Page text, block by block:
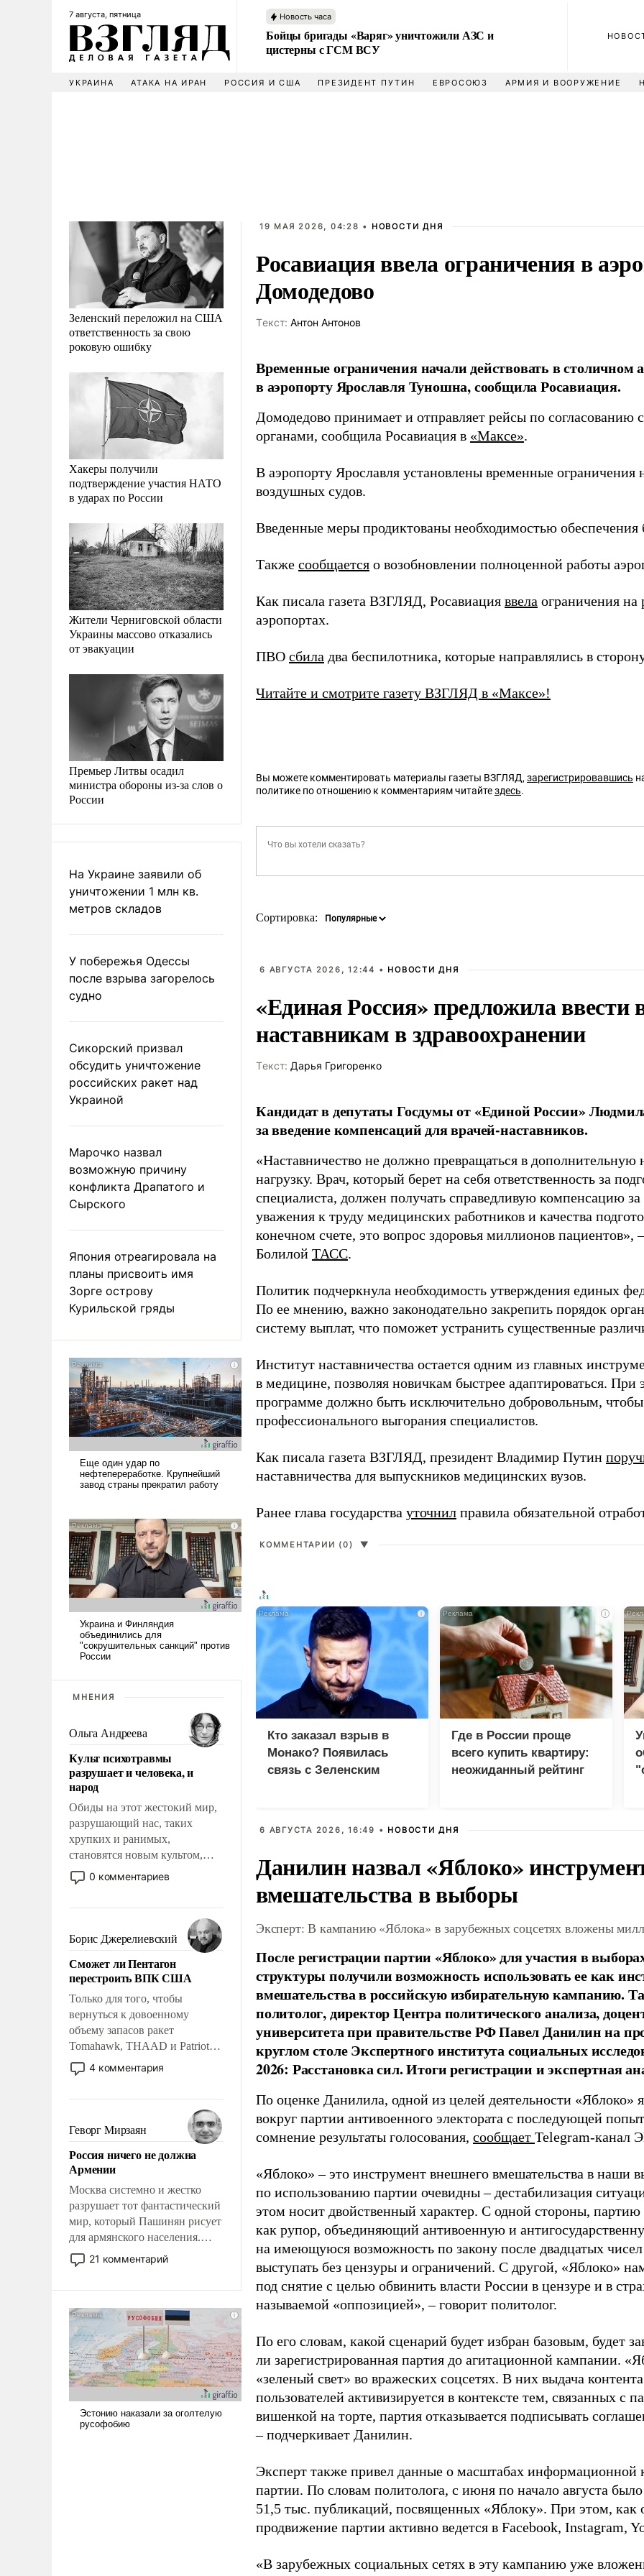
7 августа, пятница Новость часа
Бойцы бригады «Варяг» уничтожили АЗС и
цистерны с ГСМ ВСУ
УКРАИНА АТАКА НА ИРАН РОССИЯ И США ПРЕЗИДЕНТ ПУТИН ЕВРОСОЮЗ АРМИЯ И ВООРУЖЕНИЕ
Зеленский переложил на США
ответственность за свою
роковую ошибку
Хакеры получили
подтверждение участия НАТО
в ударах по России
Жители Черниговской области
Украины массово отказались
от эвакуации
Премьер Литвы осадил
министра обороны из-за слов о
России
На Украине заявили об
уничтожении 1 млн кв.
метров складов
У побережья Одессы
после взрыва загорелось
судно
Сикорский призвал
обсудить уничтожение
российских ракет над
Украиной
Марочко назвал
возможную причину
конфликта Драпатого и
Сырского
Япония отреагировала на
планы присвоить имя
Зорге острову
Курильской гряды
МНЕНИЯ
Ольга Андреева
Культ психотравмы
разрушает и человека, и
народ
Обиды на этот жестокий мир,
разрушающий нас, таких
хрупких и ранимых,
становятся новым культом,
постепенно вытесняя и
отменяя традиционное
мужественным и твердым под
ударами судьбы, брать на себя
ответственность, помогать
слабым, идти вперед и
адаптироваться.
0 комментариев
Борис Джерелиевский
Сможет ли Пентагон
перестроить ВПК США
Только для того, чтобы
вернуться к довоенному
объему запасов ракет
Tomahawk, THAAD и Patriot
США потребуется более трех
лет. Даже небольшая война с
Сложившаяся ситуация
означает многолетний период
уязвимости США, например,
перед Китаем.
4 комментария
Геворг Мирзаян
Россия ничего не должна
Армении
Москва системно и жестко
разрушает тот фантастический
мир, который Пашинян рисует
для армянского населения.
Мир, где политические
прожекты будут безусловно
налогоплательщиков и где
Еревану за свои поступки не
нужно отвечать.
21 комментарий
19 МАЯ 2026, 04:28 • НОВОСТИ ДНЯ
Росавиация ввела ограничения в
Домодедово
Tекст: Антон Антонов
Временные ограничения начали действовать в столичном
в аэропорту Ярославля Туношна, сообщила Росавиация.
Домодедово принимает и отправляет рейсы по согласованию
органами, сообщила Росавиация в «Максе».
В аэропорту Ярославля установлены временные
воздушных судов.
Введенные меры продиктованы необходимостью обеспечения
Также сообщается о возобновлении полноценной работы
Как писала газета ВЗГЛЯД, Росавиация ввела ограничения на
аэропортах.
ПВО сбила два беспилотника, которые направлялись в
Читайте и смотрите газету ВЗГЛЯД в «Максе»!
Вы можете комментировать материалы газеты ВЗГЛЯД, зарегистрировавшись
политике по отношению к комментариям читайтездесь.
Сортировка:
6 АВГУСТА 2026, 12:44 • НОВОСТИ ДНЯ
«Единая Россия» предложила
наставникам в здравоохранении
Tекст: Дарья Григоренко
Кандидат в депутаты Госдумы от «Единой России»
за введение компенсаций для врачей-наставников.
«Наставничество не должно превращаться в дополнительную
нагрузку. Врач, который берет на себя ответственность за
специалиста, должен получать справедливую компенсацию за
уважения к труду медицинских работников и качества
конечном счете, это вопрос здоровья миллионов пациентов»,
Болилой ТАСС.
Политик подчеркнула необходимость утверждения единых
По ее мнению, важно законодательно закрепить порядок
систему выплат, что поможет устранить существенные
Институт наставничества остается одним из главных
в медицине, позволяя новичкам быстрее адаптироваться. При
программе должно быть исключительно добровольным, чтобы
профессионального выгорания специалистов.
Как писала газета ВЗГЛЯД, президент Владимир Путин
наставничества для выпускников медицинских вузов.
Ранее глава государства уточнил правила обязательной
КОММЕНТАРИИ (0) ▼
i
Кто заказал взрыв в
Монако? Появилась
связь с Зеленским
i
Где в России проще
всего купить квартиру:
неожиданный рейтинг
6 АВГУСТА 2026, 16:49 • НОВОСТИ ДНЯ
Данилин назвал «Яблоко»
вмешательства в выборы
Эксперт: В кампанию «Яблока» в зарубежных соцсетях вложены
После регистрации партии «Яблоко» для участия в
структуры получили возможность использовать ее как
вмешательства в российскую избирательную кампанию.
политолог, директор Центра политического анализа,
университета при правительстве РФ Павел Данилин на
круглом столе Экспертного института социальных
2026: Расстановка сил. Итоги регистрации и экспертная
По оценке Данилила, одной из целей деятельности «Яблоко»
вокруг партии антивоенного электората с последующей
сомнение результаты голосования, сообщает Telegram-канал
«Яблоко» – это инструмент внешнего вмешательства в наши
по использованию партии очевидны – дестабилизация
этом носит двойственный характер. С одной стороны, партию
как рупор, объединяющий антивоенную и
на имеющуюся возможность по закону после двадцатых
выступать без цензуры и ограничений. С другой, «Яблоко»
под снятие с целью обвинить власти России в цензуре и в
называемой «оппозицией», – говорит политолог.
По его словам, какой сценарий будет избран базовым, будет
ли зарегистрированная партия до агитационной кампании.
«зеленый свет» во вражеских соцсетях. В них выдача
пользователей активизируется в контексте тем, связанных с
вишенкой на торте, партия отказывается подписывать
– подчеркивает Данилин.
Эксперт также привел данные о масштабах информационной
партии. По словам политолога, с июня по начало августа
51,5 тыс. публикаций, посвященных «Яблоку». При этом, как
продвижение партии активно ведется в Facebook, Instagram,
«В зарубежных социальных сетях в эту кампанию уже